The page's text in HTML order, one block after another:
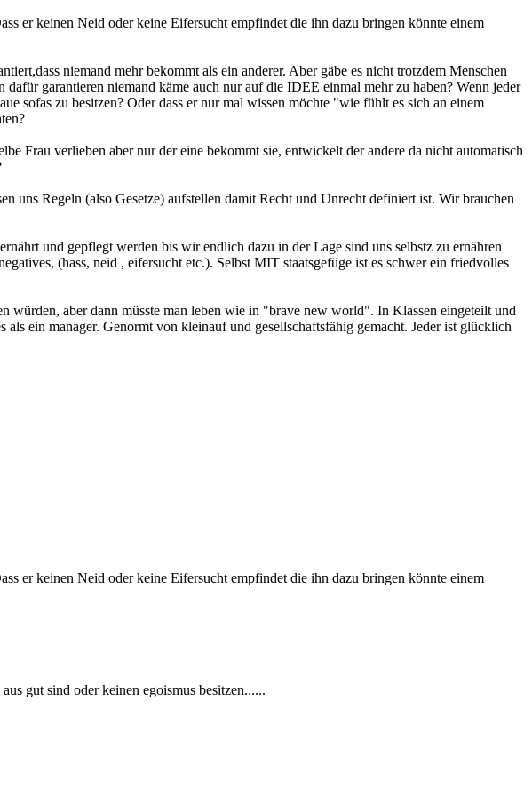
er keinen Neid oder keine Eifersucht empfindet die ihn dazu bringen könnte einem
niemand mehr bekommt als ein anderer. Aber gäbe es nicht trotzdem Menschen
garantieren niemand käme auch nur auf die IDEE einmal mehr zu haben? Wenn jeder
sofas zu besitzen? Oder dass er nur mal wissen möchte "wie fühlt es sich an einem
Frau verlieben aber nur der eine bekommt sie, entwickelt der andere da nicht automatisch
uns Regeln (also Gesetze) aufstellen damit Recht und Unrecht definiert ist. Wir brauchen
und gepflegt werden bis wir endlich dazu in der Lage sind uns selbstz zu ernähren
(hass, neid , eifersucht etc.). Selbst MIT staatsgefüge ist es schwer ein friedvolles
aber dann müsste man leben wie in "brave new world". In Klassen eingeteilt und
ein manager. Genormt von kleinauf und gesellschaftsfähig gemacht. Jeder ist glücklich
er keinen Neid oder keine Eifersucht empfindet die ihn dazu bringen könnte einem
gut sind oder keinen egoismus besitzen......